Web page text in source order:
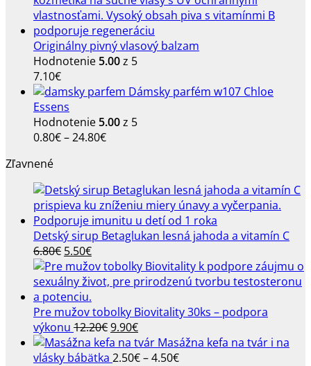
Originálny pivný vlasový balzam
Hodnotenie 5.00z 5
7.10€
Dámsky parfém w107 Chloe
Essens
Hodnotenie 5.00z 5
0.80€–24.80€Price
through
24.80€
Zľavnené
Detský sirup Betaglukan lesná jahoda a vitamín C
6.80€ Pôvodná
cena
bola:
6.80€.
5.50€Aktuálna
cena
je:
Pre mužov tobolky Biovitality 30ks – podpora
výkonu 12.20€Pôvodná
cena
bola:
9.90€Aktuálna
cena
je:
Masážna kefa na tvár i na
vlásky bábätka 2.50€–4.50€Price